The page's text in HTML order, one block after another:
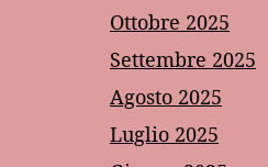
Ottobre 2025
Settembre 2025
Agosto 2025
Luglio 2025